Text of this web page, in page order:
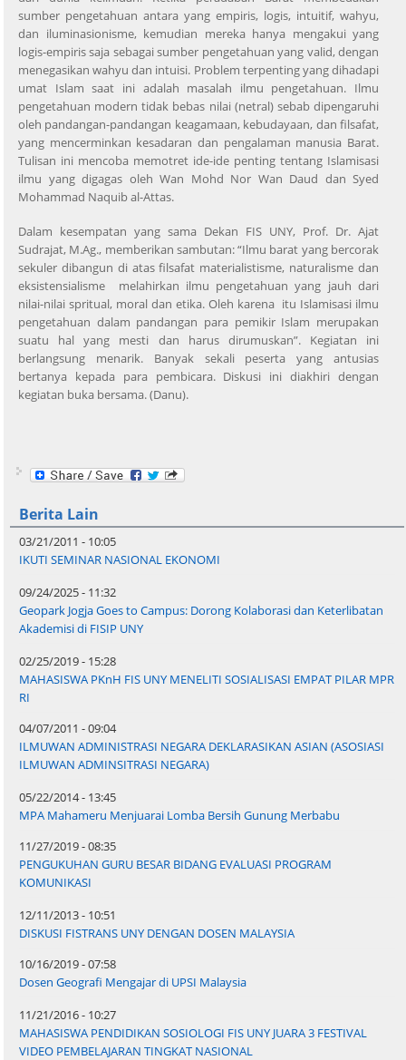
sumber pengetahuan antara yang empiris, logis, intuitif, wahyu,
dan iluminasionisme, kemudian mereka hanya mengakui yang
logis-empiris saja sebagai sumber pengetahuan yang valid, dengan
menegasikan wahyu dan intuisi. Problem terpenting yang dihadapi
umat Islam saat ini adalah masalah ilmu pengetahuan. Ilmu
pengetahuan modern tidak bebas nilai (netral) sebab dipengaruhi
oleh pandangan-pandangan keagamaan, kebudayaan, dan filsafat,
yang mencerminkan kesadaran dan pengalaman manusia Barat.
Tulisan ini mencoba memotret ide-ide penting tentang Islamisasi
ilmu yang digagas oleh Wan Mohd Nor Wan Daud dan Syed
Mohammad Naquib al-Attas.
Dalam kesempatan yang sama Dekan FIS UNY, Prof. Dr. Ajat
Sudrajat, M.Ag., memberikan sambutan: “Ilmu barat yang bercorak
sekuler dibangun di atas filsafat materialistisme, naturalisme dan
eksistensialisme melahirkan ilmu pengetahuan yang jauh dari
nilai-nilai spritual, moral dan etika. Oleh karena itu Islamisasi ilmu
pengetahuan dalam pandangan para pemikir Islam merupakan
suatu hal yang mesti dan harus dirumuskan”. Kegiatan ini
berlangsung menarik. Banyak sekali peserta yang antusias
bertanya kepada para pembicara. Diskusi ini diakhiri dengan
kegiatan buka bersama. (Danu).
Berita Lain
03/21/2011 - 10:05
IKUTI SEMINAR NASIONAL EKONOMI
09/24/2025 - 11:32
Geopark Jogja Goes to Campus: Dorong Kolaborasi dan Keterlibatan
Akademisi di FISIP UNY
02/25/2019 - 15:28
MAHASISWA PKnH FIS UNY MENELITI SOSIALISASI EMPAT PILAR MPR
RI
04/07/2011 - 09:04
ILMUWAN ADMINISTRASI NEGARA DEKLARASIKAN ASIAN (ASOSIASI
ILMUWAN ADMINSITRASI NEGARA)
05/22/2014 - 13:45
MPA Mahameru Menjuarai Lomba Bersih Gunung Merbabu
11/27/2019 - 08:35
PENGUKUHAN GURU BESAR BIDANG EVALUASI PROGRAM
KOMUNIKASI
12/11/2013 - 10:51
DISKUSI FISTRANS UNY DENGAN DOSEN MALAYSIA
10/16/2019 - 07:58
Dosen Geografi Mengajar di UPSI Malaysia
11/21/2016 - 10:27
MAHASISWA PENDIDIKAN SOSIOLOGI FIS UNY JUARA 3 FESTIVAL
VIDEO PEMBELAJARAN TINGKAT NASIONAL